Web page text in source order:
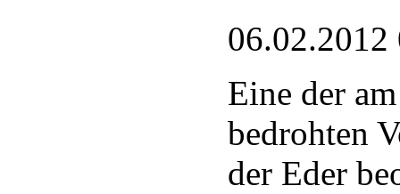
06.02.2012
Eine der
bedrohten
der Eder